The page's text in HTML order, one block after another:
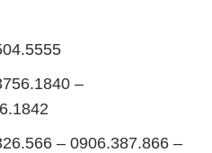
–
– 0906.387.866 –